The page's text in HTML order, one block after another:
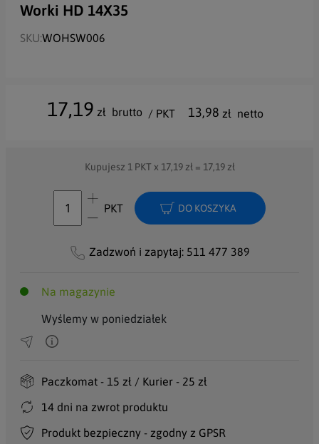
Worki HD 14X35
SKU:WOHSW006
17,19 zł brutto / PKT 13,98 zł netto
Na magazynie
Wyślemy w poniedziałek
Paczkomat - 15 zł / Kurier - 25 zł
14 dni na zwrot produktu
Produkt bezpieczny - zgodny z GPSR
Kupujesz 1 PKT x 17,19zł = 17,19zł
PKT DO KOSZYKA
Zadzwoń i zapytaj: 511 477 389